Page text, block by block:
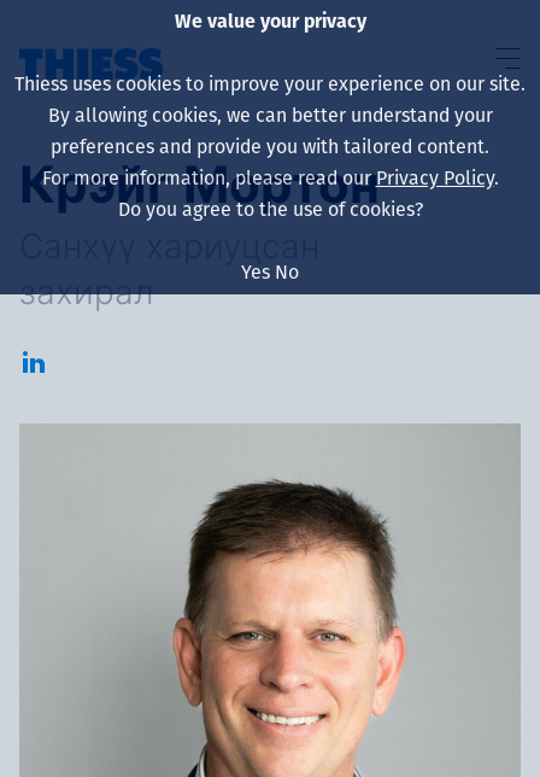
About us
Sustainability
Төслүүд
Ажилтнууд ба
карьерын хөгжил
Крэйг Мортон
захирал
We value your privacy
Thiess uses cookies to improve your experience on our site.
By allowing cookies, we can better understand your
preferences and provide you with tailored content.
For more information, please read ourPrivacy Policy.
Do you agree to the use of cookies?
Yes No